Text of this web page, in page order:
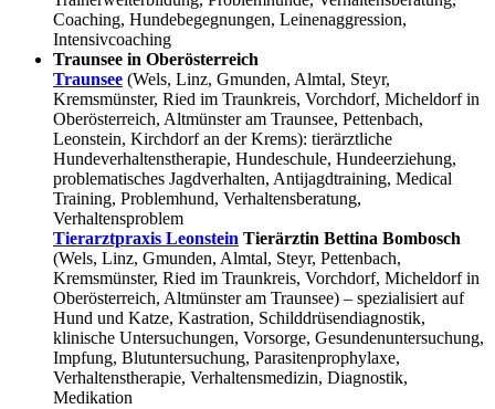
Coaching, Hundebegegnungen, Leinenaggression,
Intensivcoaching
Traunsee in Oberösterreich
Traunsee (Wels, Linz, Gmunden, Almtal, Steyr,
Kremsmünster, Ried im Traunkreis, Vorchdorf, Micheldorf in
Oberösterreich, Altmünster am Traunsee, Pettenbach,
Leonstein, Kirchdorf an der Krems): tierärztliche
Hundeverhaltenstherapie, Hundeschule, Hundeerziehung,
problematisches Jagdverhalten, Antijagdtraining, Medical
Training, Problemhund, Verhaltensberatung,
Verhaltensproblem
Tierarztpraxis Leonstein Tierärztin Bettina Bombosch
(Wels, Linz, Gmunden, Almtal, Steyr, Pettenbach,
Kremsmünster, Ried im Traunkreis, Vorchdorf, Micheldorf in
Oberösterreich, Altmünster am Traunsee) – spezialisiert auf
Hund und Katze, Kastration, Schilddrüsendiagnostik,
klinische Untersuchungen, Vorsorge, Gesundenuntersuchung,
Impfung, Blutuntersuchung, Parasitenprophylaxe,
Verhaltenstherapie, Verhaltensmedizin, Diagnostik,
Medikation